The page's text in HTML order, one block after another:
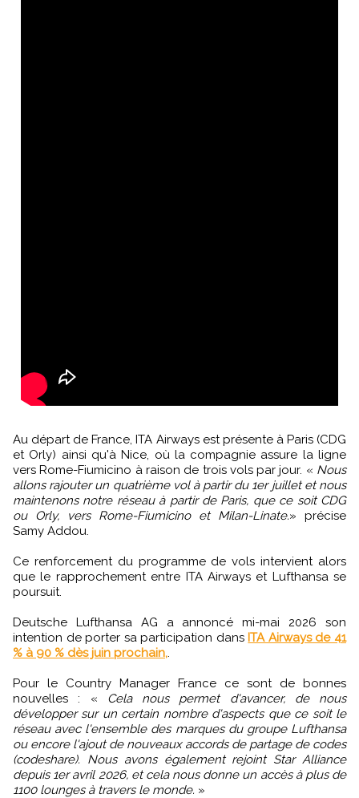
Au départ de France, ITA Airways est présente à Paris (CDG
et Orly) ainsi qu'à Nice, où la compagnie assure la ligne
vers Rome-Fiumicino à raison de trois vols par jour. « Nous
allons rajouter un quatrième vol à partir du 1er juillet et nous
maintenons notre réseau à partir de Paris, que ce soit CDG
ou Orly, vers Rome-Fiumicino et Milan-Linate.» précise
Samy Addou.
Ce renforcement du programme de vols intervient alors
que le rapprochement entre ITA Airways et Lufthansa se
poursuit.
Deutsche Lufthansa AG a annoncé mi-mai 2026 son
intention de porter sa participation dans ITA Airways de 41
% à 90 % dès juin prochain,
Pour le Country Manager France ce sont de bonnes
nouvelles : « Cela nous permet d'avancer, de nous
développer sur un certain nombre d'aspects que ce soit le
réseau avec l'ensemble des marques du groupe Lufthansa
ou encore l'ajout de nouveaux accords de partage de codes
(codeshare). Nous avons également rejoint Star Alliance
depuis 1er avril 2026, et cela nous donne un accès à plus de
1100 lounges à travers le monde. »